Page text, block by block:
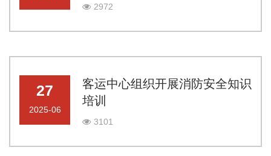
2972
客运中心组织开展消防安全知识
培训
3101
27
2025-06